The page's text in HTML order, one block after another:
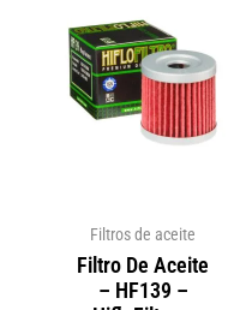
Filtros de aceite
Filtro De Aceite
– HF139 –